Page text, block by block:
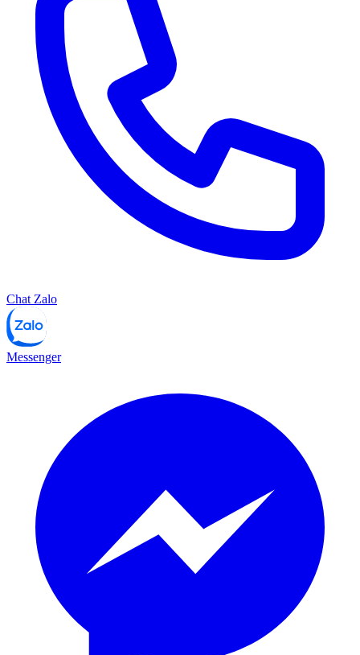
Chat Zalo
Messenger